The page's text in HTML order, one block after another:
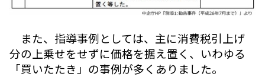
また、指導事例としては、主に消費税引上げ
分の上乗せをせずに価格を据え置く、いわゆる
「買いたたき」の事例が多くありました。